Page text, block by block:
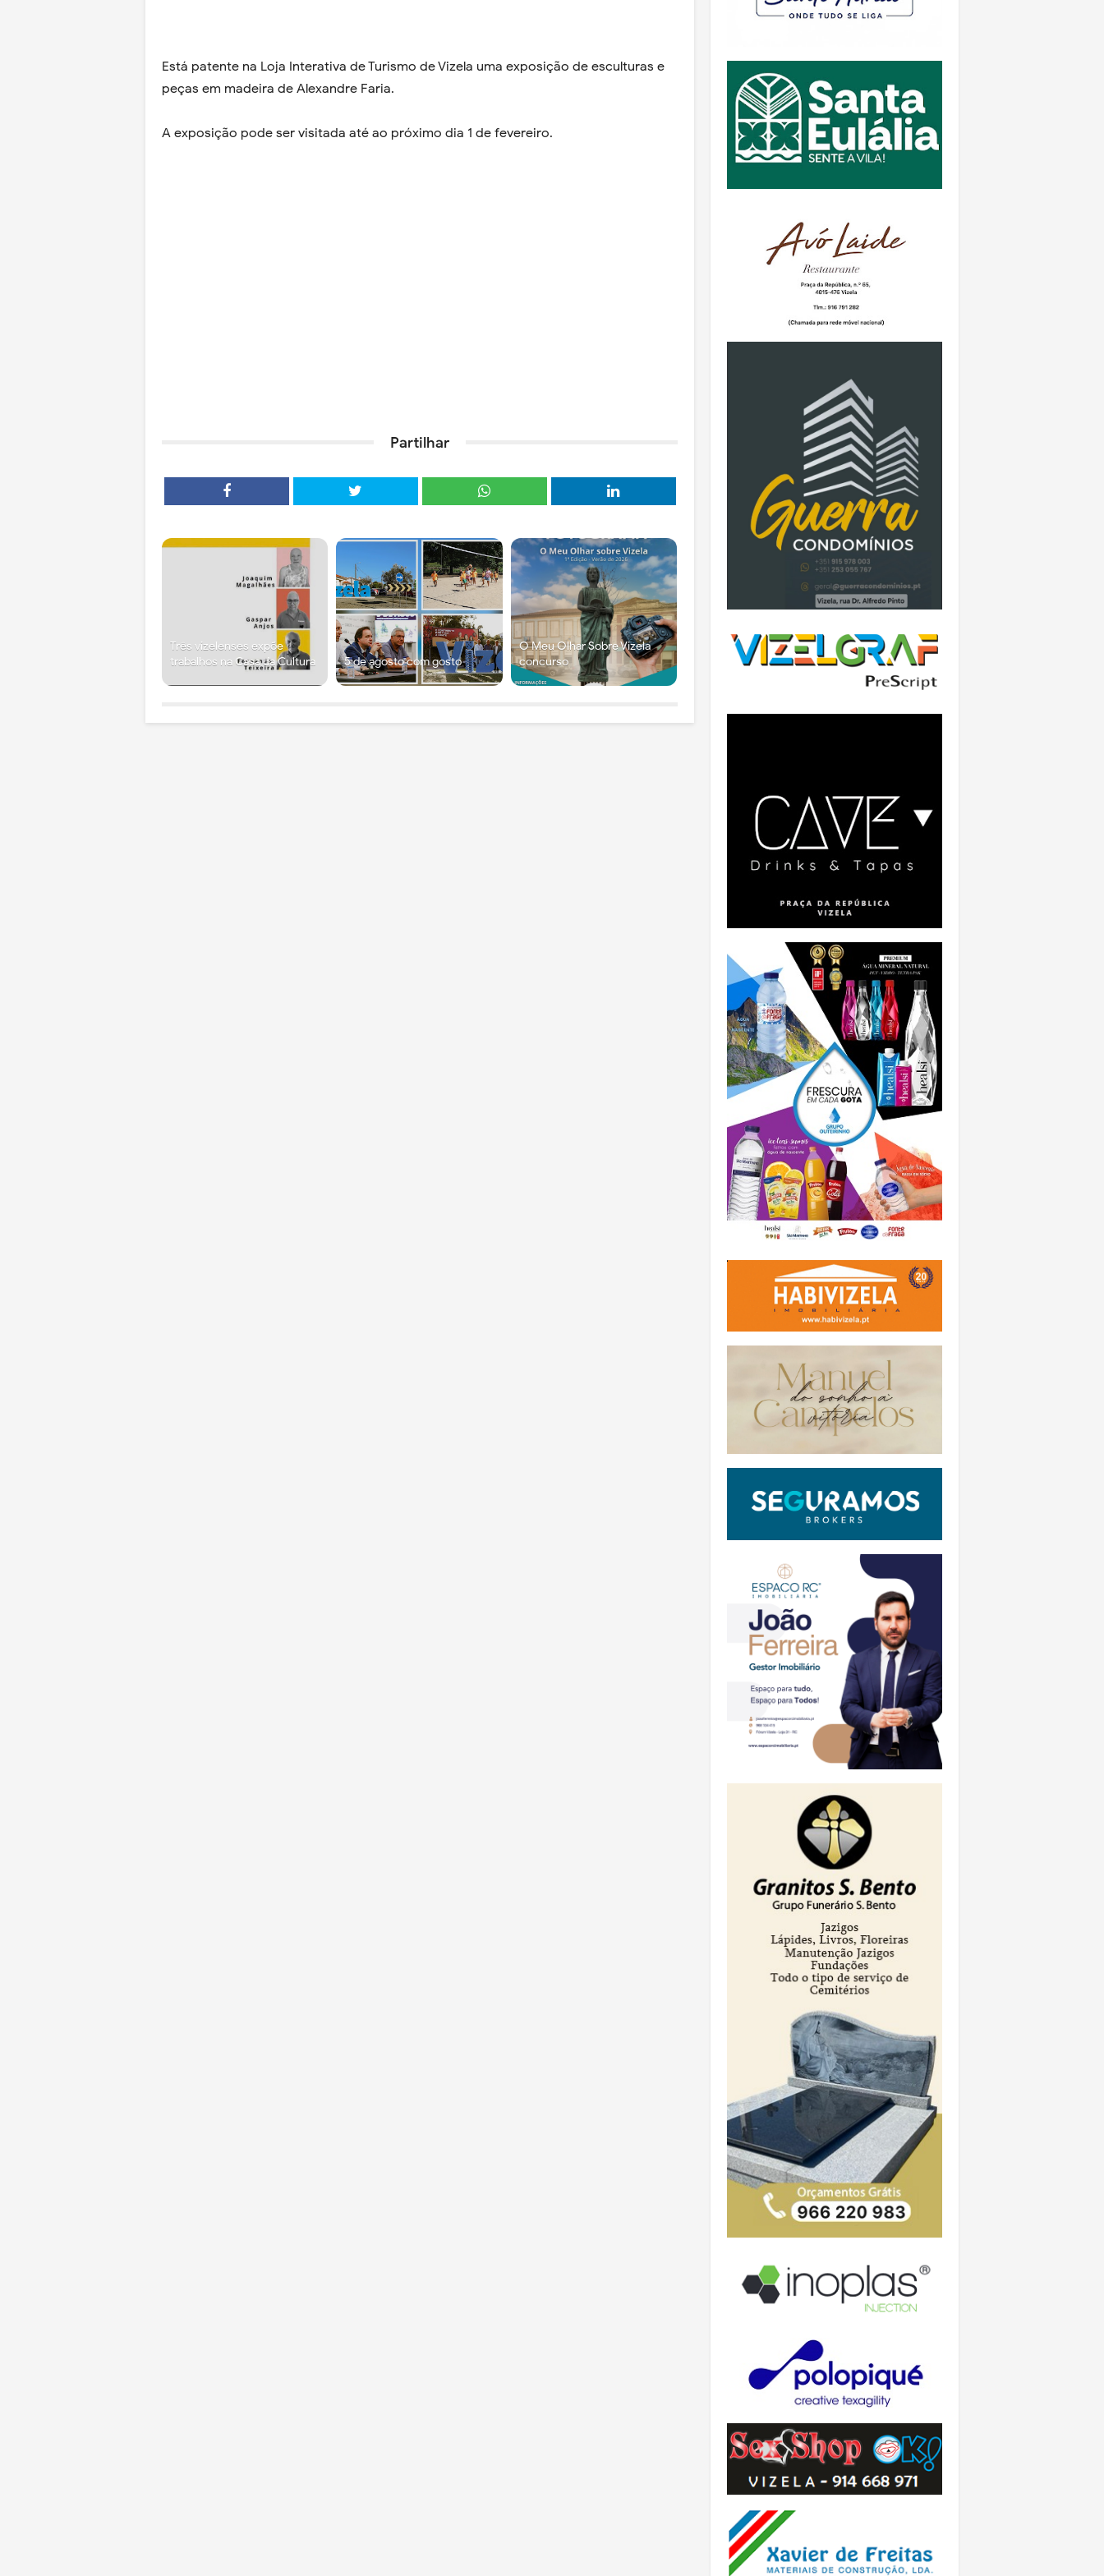
Está patente na Loja Interativa de Turismo de Vizela uma exposição de esculturas e
peças em madeira de Alexandre Faria.
A exposição pode ser visitada até ao próximo dia 1 de fevereiro.
Partilhar
Três vizelenses expõe
trabalhos na Casa da Cultura
5 de agosto com gosto
O Meu Olhar Sobre Vizela
concurso